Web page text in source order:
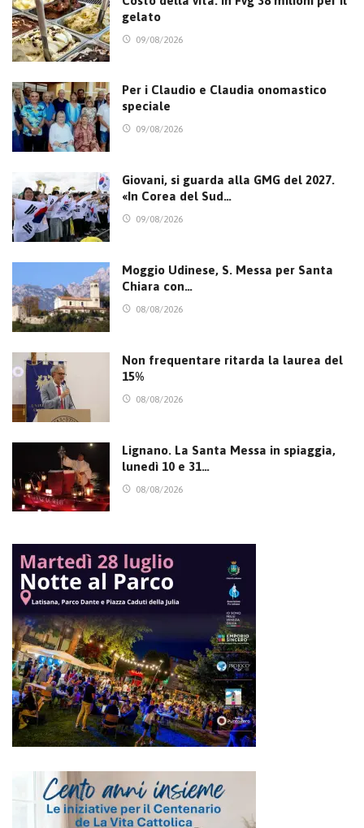
gelato
09/08/2026
Per i Claudio e Claudia onomastico
speciale
09/08/2026
Giovani, si guarda alla GMG del 2027.
«In Corea del Sud…
09/08/2026
Moggio Udinese, S. Messa per Santa
Chiara con…
08/08/2026
Non frequentare ritarda la laurea del
15%
08/08/2026
Lignano. La Santa Messa in spiaggia,
lunedì 10 e 31…
08/08/2026